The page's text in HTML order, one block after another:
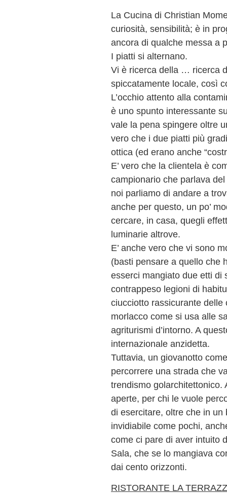
La Cucina di Christian
curiosità, sensibilità; è in
ancora di qualche messa a
I piatti si alternano.
Vi è ricerca della … ricerca
spiccatamente locale, così
L’occhio attento alla
è uno spunto interessante
vale la pena spingere oltre
vero che i due piatti più
ottica (ed erano anche
E’ vero che la clientela è
campionario che parlava
noi parliamo di andare a
anche per questo, un po’
cercare, in casa, quegli
luminarie altrove.
E’ anche vero che vi sono
(basti pensare a quello che
esserci mangiato due etti di
contrappeso legioni di
ciucciotto rassicurante
morlacco come si usa alle
agriturismi d’intorno. A
internazionale anzidetta.
Tuttavia, un giovanotto
percorrere una strada che
trendismo golarchitettonico.
aperte, per chi le vuole
di esercitare, oltre che in
invidiabile come pochi,
come ci pare di aver intuito
Sala, che se lo mangiava
dai cento orizzonti.
RISTORANTE LA